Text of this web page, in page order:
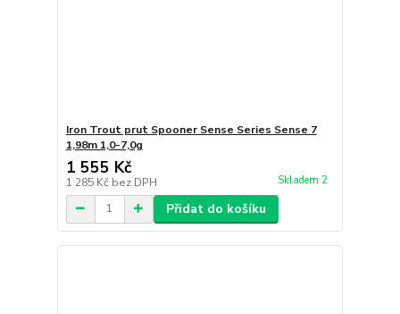
Iron Trout prut Spooner Sense Series Sense 7
1,98m 1,0-7,0g
1 555 Kč
1 285 Kč bez DPH Skladem 2
Přidat do košíku